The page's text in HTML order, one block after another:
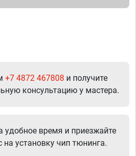
+7 4872 467808 и получите
консультацию у мастера.
удобное время и приезжайте
на установку чип тюнинга.